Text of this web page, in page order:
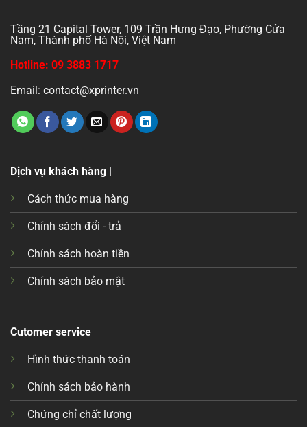
Tầng 21 Capital Tower, 109 Trần Hưng Đạo, Phường Cửa
Nam, Thành phố Hà Nội, Việt Nam
Hotline: 09 3883 1717
Email: contact@xprinter.vn
Dịch vụ khách hàng |
Cách thức mua hàng
Chính sách đổi - trả
Chính sách hoàn tiền
Chính sách bảo mật
Cutomer service
Hình thức thanh toán
Chính sách bảo hành
Chứng chỉ chất lượng